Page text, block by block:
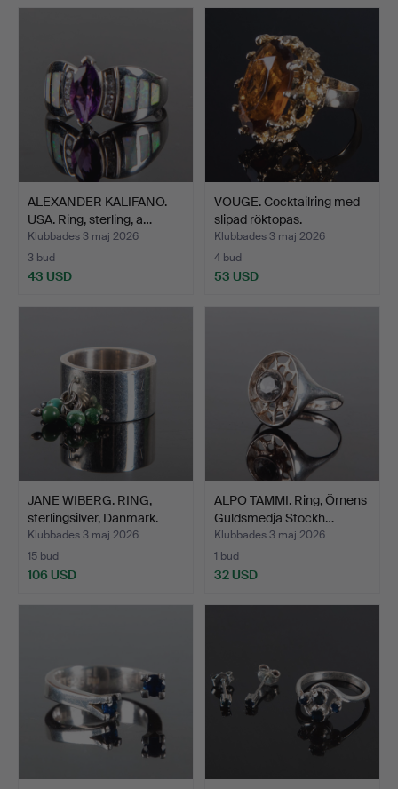
ALEXANDER KALIFANO.
USA. Ring, sterling, a…
Klubbades 3 maj 2026
3 bud
43 USD
VOUGE. Cocktailring med
slipad röktopas.
Klubbades 3 maj 2026
4 bud
53 USD
JANE WIBERG. RING,
sterlingsilver, Danmark.
Klubbades 3 maj 2026
15 bud
106 USD
ALPO TAMMI. Ring, Örnens
Guldsmedja Stockh…
Klubbades 3 maj 2026
1 bud
32 USD